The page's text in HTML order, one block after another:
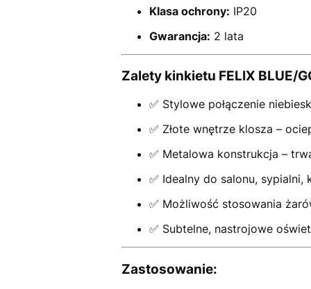
Klasa ochrony: IP20
Gwarancja: 2 lata
Zalety kinkietu FELIX BLUE/
✅ Stylowe połączenie
✅ Złote wnętrze klosza –
✅ Metalowa konstrukcja –
✅ Idealny do salonu, sypialni,
✅ Możliwość stosowania
✅ Subtelne, nastrojowe
Zastosowanie: